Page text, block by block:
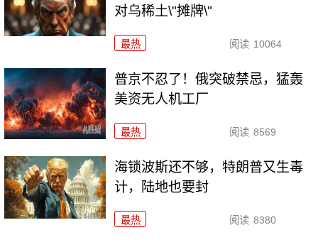
对乌稀土\"摊牌\"
最热 阅读 10064
普京不忍了！俄突破禁忌，猛轰
美资无人机工厂
最热 阅读 8569
海锁波斯还不够，特朗普又生毒
计，陆地也要封
最热 阅读 8380